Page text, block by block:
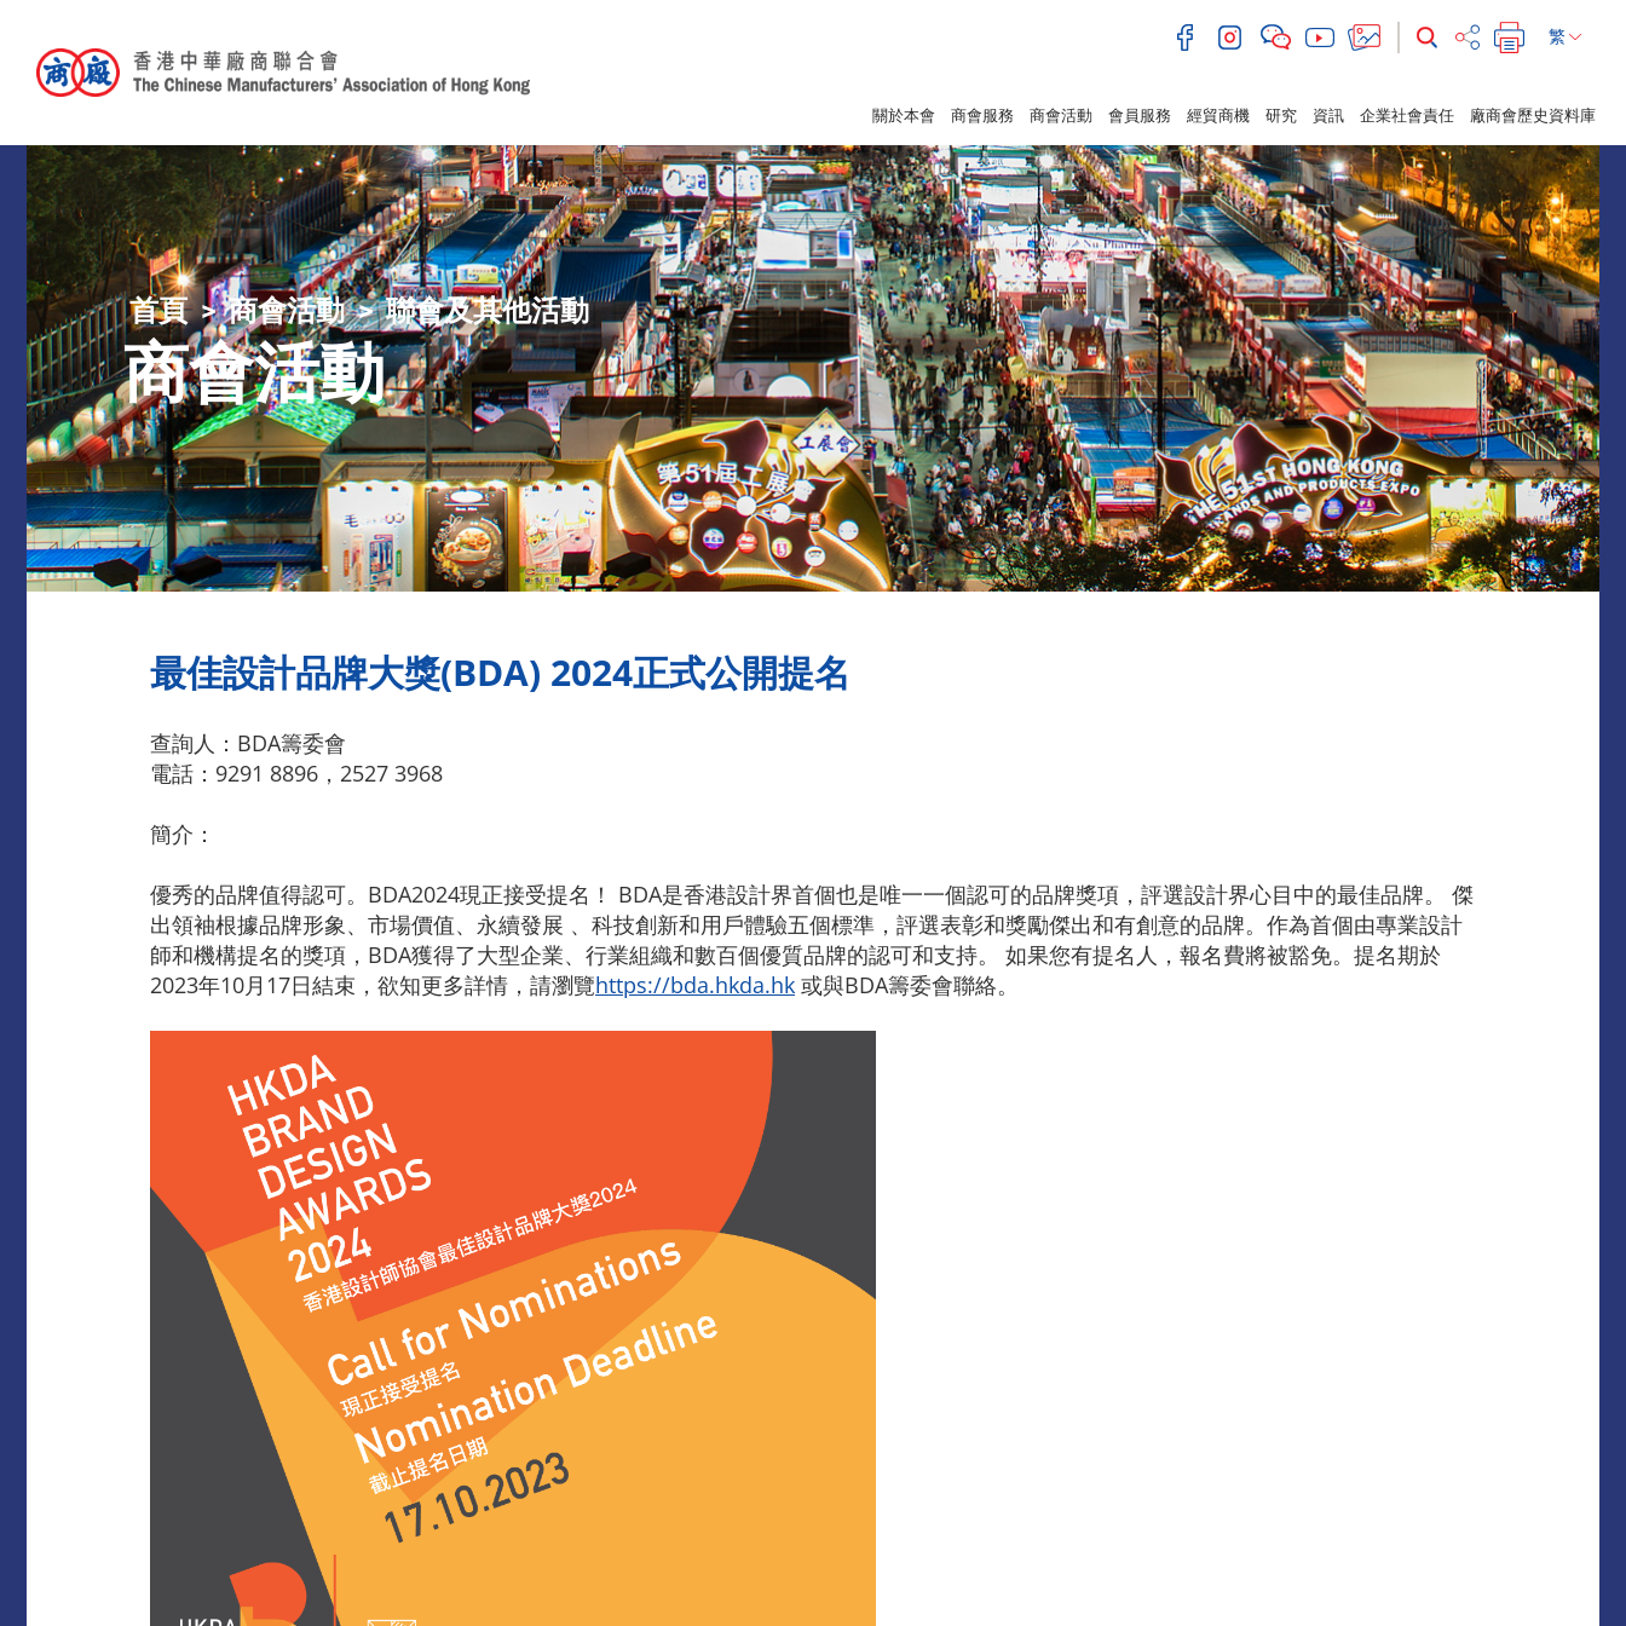
繁
關於本會 商會服務 商會活動 會員服務 經貿商機 研究 資訊 企業社會責任 廠商會歷史資料庫
首頁 商會活動 聯會及其他活動
商會活動
最佳設計品牌大獎(BDA) 2024正式公開提名
查詢人：BDA籌委會
電話：9291 8896，2527 3968
簡介：
優秀的品牌值得認可。BDA2024現正接受提名！ BDA是香港設計界首個也是唯一一個認可的品牌獎項，評選設計界心目中的最佳品牌。 傑
出領袖根據品牌形象、市場價值、永續發展 、科技創新和用戶體驗五個標準，評選表彰和獎勵傑出和有創意的品牌。作為首個由專業設計
師和機構提名的獎項，BDA獲得了大型企業、行業組織和數百個優質品牌的認可和支持。 如果您有提名人，報名費將被豁免。提名期於
2023年10月17日結束，欲知更多詳情，請瀏覽https://bda.hkda.hk 或與BDA籌委會聯絡。